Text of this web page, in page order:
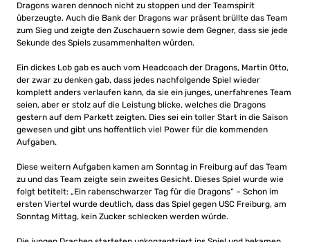
Dragons waren dennoch nicht zu stoppen und der Teamspirit
überzeugte. Auch die Bank der Dragons war präsent brüllte das Team
zum Sieg und zeigte den Zuschauern sowie dem Gegner, dass sie jede
Sekunde des Spiels zusammenhalten würden.
Ein dickes Lob gab es auch vom Headcoach der Dragons, Martin Otto,
der zwar zu denken gab, dass jedes nachfolgende Spiel wieder
komplett anders verlaufen kann, da sie ein junges, unerfahrenes Team
seien, aber er stolz auf die Leistung blicke, welches die Dragons
gestern auf dem Parkett zeigten. Dies sei ein toller Start in die Saison
gewesen und gibt uns hoffentlich viel Power für die kommenden
Aufgaben.
Diese weitern Aufgaben kamen am Sonntag in Freiburg auf das Team
zu und das Team zeigte sein zweites Gesicht. Dieses Spiel wurde wie
folgt betitelt: „Ein rabenschwarzer Tag für die Dragons“ – Schon im
ersten Viertel wurde deutlich, dass das Spiel gegen USC Freiburg, am
Sonntag Mittag, kein Zucker schlecken werden würde.